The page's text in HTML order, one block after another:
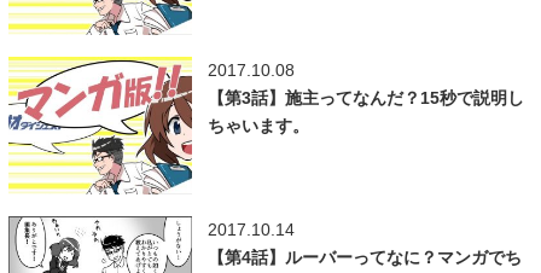
2017.10.08
【第3話】施主ってなんだ？15秒で説明し
ちゃいます。
2017.10.14
【第4話】ルーバーってなに？マンガでち